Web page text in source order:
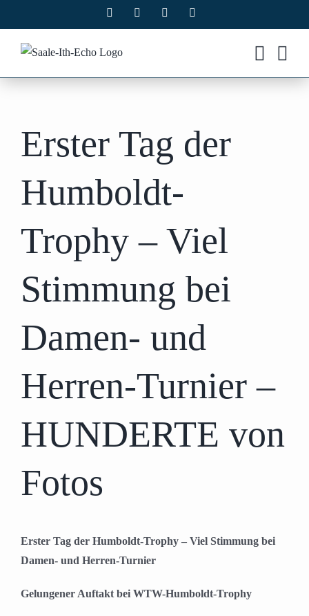
Inhalt
springen
Facebook Instagram
Erster Tag der
Humboldt-
Trophy – Viel
Stimmung bei
Damen- und
Herren-Turnier –
HUNDERTE von
Fotos
Erster Tag der Humboldt-Trophy – Viel Stimmung bei
Damen- und Herren-Turnier
Gelungener Auftakt bei WTW-Humboldt-Trophy